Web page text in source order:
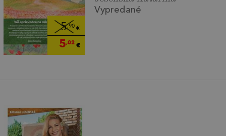
5,90€
5,02€
Vypredané